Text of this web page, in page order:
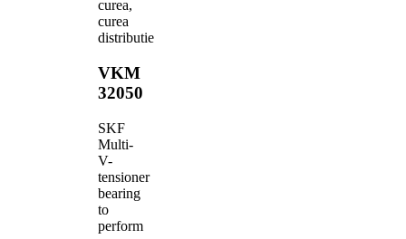
curea,
curea
distributie
VKM
32050
SKF
Multi-
V-
tensioner
bearing
to
perform